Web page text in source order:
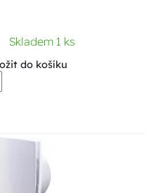
Skladem 1 ks
do košíku